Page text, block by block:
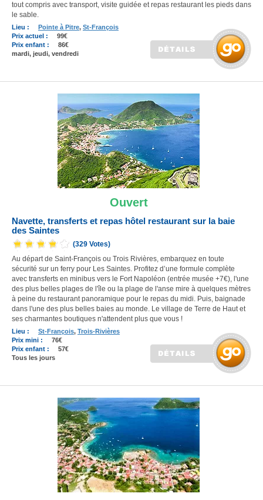
tout compris avec transport, visite guidée et repas restaurant les pieds dans
le sable.
Lieu : Pointe à Pitre, St-François
Prix actuel :
99€
Prix enfant :
86€
mardi, jeudi, vendredi
Ouvert
Navette, transferts et repas hôtel restaurant sur la baie
des Saintes
(329 Votes)
Au départ de Saint-François ou Trois Rivières, embarquez en toute
sécurité sur un ferry pour Les Saintes. Profitez d’une formule complète
avec transferts en minibus vers le Fort Napoléon (entrée musée +7€), l'une
des plus belles plages de l'île ou la plage de l'anse mire à quelques mètres
à peine du restaurant panoramique pour le repas du midi. Puis, baignade
dans l'une des plus belles baies au monde. Le village de Terre de Haut et
ses charmantes boutiques n'attendent plus que vous !
Lieu : St-François, Trois-Rivières
Prix mini :
76€
Prix enfant :
57€
Tous les jours